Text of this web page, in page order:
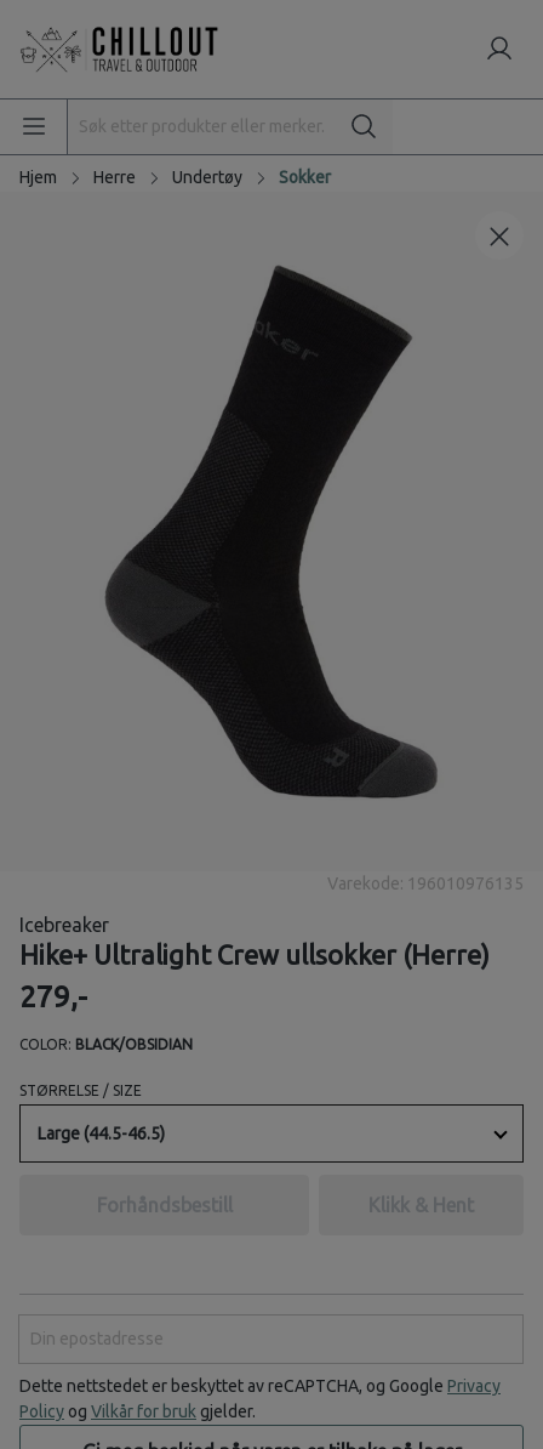
Hjem Herre Undertøy Sokker
Varekode: 196010976135
Icebreaker
Hike+ Ultralight Crew ullsokker (Herre)
279,-
COLOR: BLACK/OBSIDIAN
STØRRELSE / SIZE
Large (44.5-46.5)
Forhåndsbestill Klikk & Hent
Dette nettstedet er beskyttet av reCAPTCHA, og Google Privacy
Policy og Vilkår for bruk gjelder.